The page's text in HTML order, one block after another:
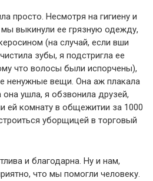
просто. Несмотря на гигиену и
мы выкинули ее грязную одежду,
(на случай, если вши
зубы, я подстригла ее
что волосы были испорчены),
ненужные вещи. Она аж плакала
ушла, я обзвонила друзей,
ей комнату в общежитии за 1000
уборщицей в торговый
и благодарна. Ну и нам,
что мы помогли человеку.